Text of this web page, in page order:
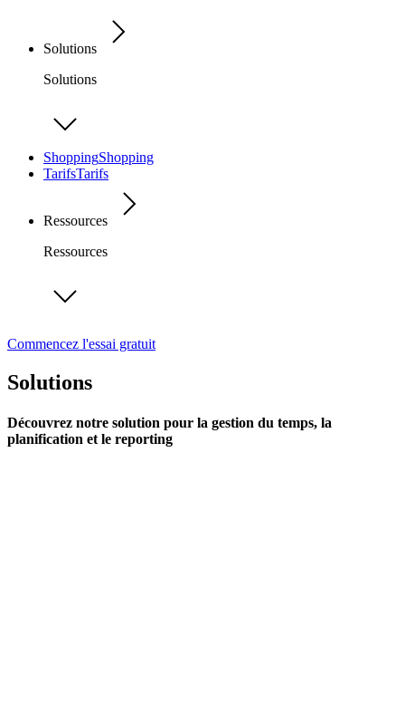
Solutions
Solutions
ShoppingShopping
TarifsTarifs
Ressources
Ressources
Commencez l'essai gratuit
Solutions
Découvrez notre solution pour la gestion du temps, la
planification et le reporting